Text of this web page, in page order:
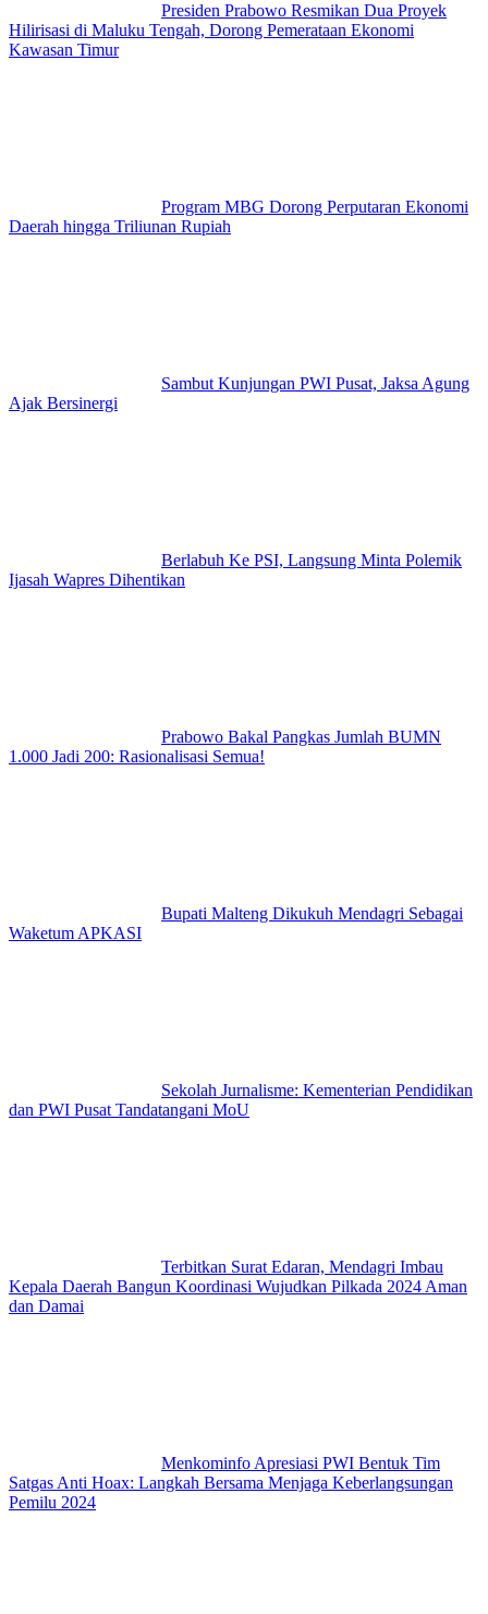
Presiden Prabowo Resmikan Dua Proyek
Hilirisasi di Maluku Tengah, Dorong Pemerataan Ekonomi
Kawasan Timur
Program MBG Dorong Perputaran Ekonomi
Daerah hingga Triliunan Rupiah
Sambut Kunjungan PWI Pusat, Jaksa Agung
Ajak Bersinergi
Berlabuh Ke PSI, Langsung Minta Polemik
Ijasah Wapres Dihentikan
Prabowo Bakal Pangkas Jumlah BUMN
1.000 Jadi 200: Rasionalisasi Semua!
Bupati Malteng Dikukuh Mendagri Sebagai
Waketum APKASI
Sekolah Jurnalisme: Kementerian Pendidikan
dan PWI Pusat Tandatangani MoU
Terbitkan Surat Edaran, Mendagri Imbau
Kepala Daerah Bangun Koordinasi Wujudkan Pilkada 2024 Aman
dan Damai
Menkominfo Apresiasi PWI Bentuk Tim
Satgas Anti Hoax: Langkah Bersama Menjaga Keberlangsungan
Pemilu 2024